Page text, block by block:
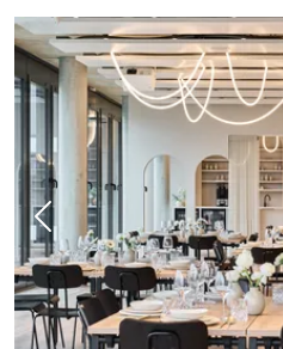
Vorheriges Bild